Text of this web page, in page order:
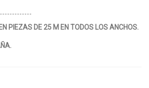
PIEZAS DE 25 M EN TODOS LOS ANCHOS.